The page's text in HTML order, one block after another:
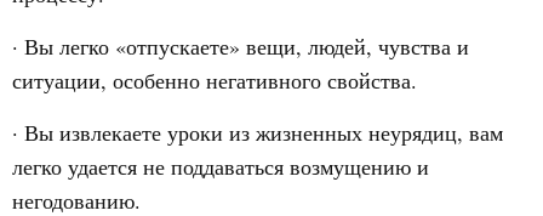
· Вы легко «отпускаете» вещи, людей, чувства и
ситуации, особенно негативного свойства.
· Вы извлекаете уроки из жизненных неурядиц, вам
легко удается не поддаваться возмущению и
негодованию.